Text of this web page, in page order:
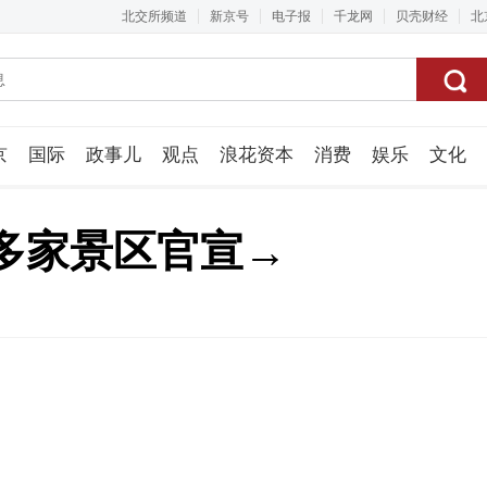
北交所频道 新京号 电子报 千龙网 贝壳财经 北
国际 政事儿 观点 浪花资本 消费 娱乐 文化
家景区官宣→